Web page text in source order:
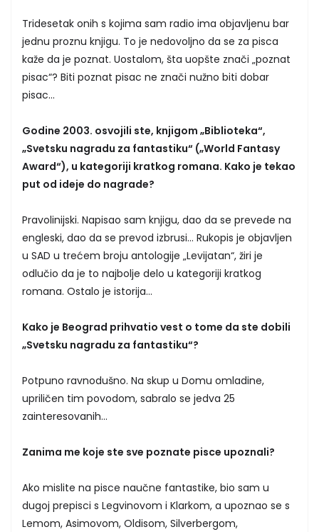
Tridesetak onih s kojima sam radio ima objavljenu bar
jednu proznu knjigu. To je nedovoljno da se za pisca
kaže da je poznat. Uostalom, šta uopšte znači „poznat
pisac“? Biti poznat pisac ne znači nužno biti dobar
pisac...
Godine 2003. osvojili ste, knjigom „Biblioteka“,
„Svetsku nagradu za fantastiku“ („World Fantasy
Award“), u kategoriji kratkog romana. Kako je tekao
put od ideje do nagrade?
Pravolinijski. Napisao sam knjigu, dao da se prevede na
engleski, dao da se prevod izbrusi... Rukopis je objavljen
u SAD u trećem broju antologije „Levijatan“, žiri je
odlučio da je to najbolje delo u kategoriji kratkog
romana. Ostalo je istorija...
Kako je Beograd prihvatio vest o tome da ste dobili
„Svetsku nagradu za fantastiku“?
Potpuno ravnodušno. Na skup u Domu omladine,
upriličen tim povodom, sabralo se jedva 25
zainteresovanih...
Zanima me koje ste sve poznate pisce upoznali?
Ako mislite na pisce naučne fantastike, bio sam u
dugoj prepisci s Legvinovom i Klarkom, a upoznao se s
Lemom, Asimovom, Oldisom, Silverbergom,